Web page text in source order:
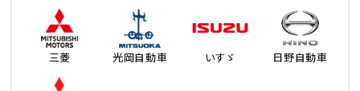
三菱 光岡自動車 いすゞ 日野自動車